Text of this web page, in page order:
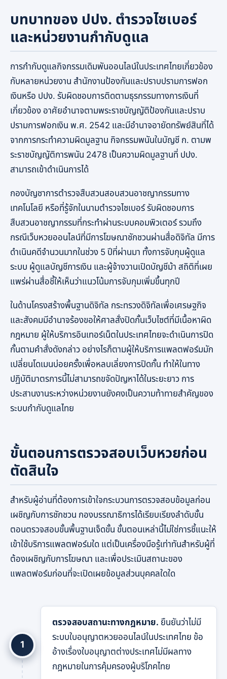
บทบาทของ ปปง. ตำรวจไซเบอร์
และหน่วยงานกำกับดูแล
การกำกับดูแลกิจกรรมเดิมพันออนไลน์ในประเทศไทยเกี่ยวข้อง
กับหลายหน่วยงาน สำนักงานป้องกันและปราบปรามการฟอก
เงินหรือ ปปง. รับผิดชอบการติดตามธุรกรรมทางการเงินที่
เกี่ยวข้อง อาศัยอำนาจตามพระราชบัญญัติป้องกันและปราบ
ปรามการฟอกเงิน พ.ศ. 2542 และมีอำนาจอายัดทรัพย์สินที่ได้
จากการกระทำความผิดมูลฐาน กิจกรรมพนันในบัญชี ก. ตามพ
ระราชบัญญัติการพนัน 2478 เป็นความผิดมูลฐานที่ ปปง.
สามารถเข้าดำเนินการได้
กองบัญชาการตำรวจสืบสวนสอบสวนอาชญากรรมทาง
เทคโนโลยี หรือที่รู้จักในนามตำรวจไซเบอร์ รับผิดชอบการ
สืบสวนอาชญากรรมที่กระทำผ่านระบบคอมพิวเตอร์ รวมถึง
กรณีเว็บหวยออนไลน์ที่มีการโฆษณาชักชวนผ่านสื่อดิจิทัล มีการ
ดำเนินคดีจำนวนมากในช่วง 5 ปีที่ผ่านมา ทั้งการจับกุมผู้ดูแล
ระบบ ผู้ดูแลบัญชีการเงิน และผู้จ้างวานเปิดบัญชีม้า สถิติที่เผย
แพร่ผ่านสื่อชี้ให้เห็นว่าแนวโน้มการจับกุมเพิ่มขึ้นทุกปี
ในด้านโครงสร้างพื้นฐานดิจิทัล กระทรวงดิจิทัลเพื่อเศรษฐกิจ
และสังคมมีอำนาจร้องขอให้ศาลสั่งปิดกั้นเว็บไซต์ที่มีเนื้อหาผิด
กฎหมาย ผู้ให้บริการอินเทอร์เน็ตในประเทศไทยจะดำเนินการปิด
กั้นตามคำสั่งดังกล่าว อย่างไรก็ตามผู้ให้บริการแพลตฟอร์มมัก
เปลี่ยนโดเมนบ่อยครั้งเพื่อหลบเลี่ยงการปิดกั้น ทำให้ในทาง
ปฏิบัติมาตรการนี้ไม่สามารถขจัดปัญหาได้ในระยะยาว การ
ประสานงานระหว่างหน่วยงานยังคงเป็นความท้าทายสำคัญของ
ระบบกำกับดูแลไทย
ขั้นตอนการตรวจสอบเว็บหวยก่อน
ตัดสินใจ
สำหรับผู้อ่านที่ต้องการเข้าใจกระบวนการตรวจสอบข้อมูลก่อน
เผชิญกับการชักชวน กองบรรณาธิการได้เรียบเรียงลำดับขั้น
ตอนตรวจสอบขั้นพื้นฐานเจ็ดขั้น ขั้นตอนเหล่านี้ไม่ใช่การชี้แนะให้
เข้าใช้บริการแพลตฟอร์มใด แต่เป็นเครื่องมือรู้เท่าทันสำหรับผู้ที่
ต้องเผชิญกับการโฆษณา และเพื่อประเมินสถานะของ
แพลตฟอร์มก่อนที่จะเปิดเผยข้อมูลส่วนบุคคลใดใด
1
ตรวจสอบสถานะทางกฎหมาย. ยืนยันว่าไม่มี
ระบบใบอนุญาตหวยออนไลน์ในประเทศไทย ข้อ
อ้างเรื่องใบอนุญาตต่างประเทศไม่มีผลทาง
กฎหมายในการคุ้มครองผู้บริโภคไทย